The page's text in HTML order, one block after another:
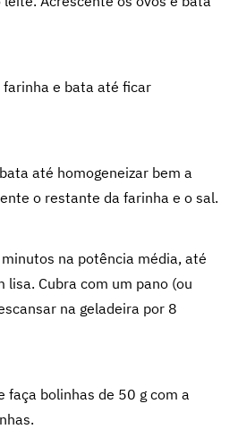
e bata até ficar
até homogeneizar bem a
o restante da farinha e o sal.
na potência média, até
lisa. Cubra com um pano (ou
na geladeira por 8
faça bolinhas de 50 g com a